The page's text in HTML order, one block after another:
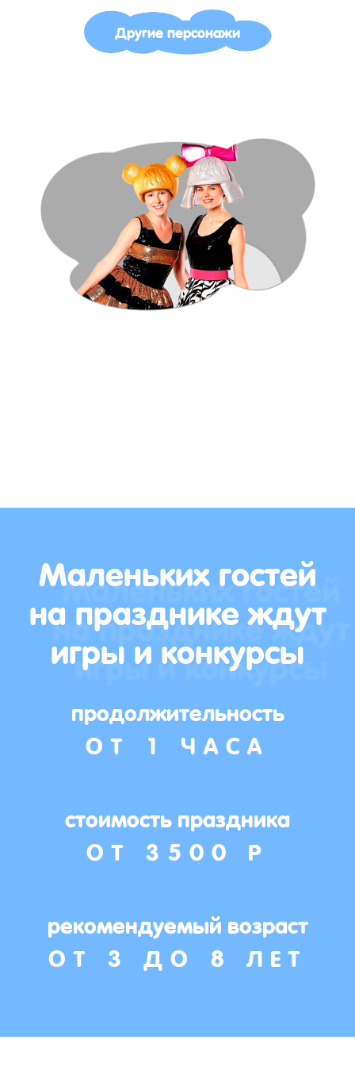
Другие персонажи
Маленьких гостей
на празднике ждут
игры и конкурсы
продолжительность
ОТ 1 ЧАСА
стоимость праздника
ОТ 3500 Р
рекомендуемый возраст
ОТ 3 ДО 8 ЛЕТ